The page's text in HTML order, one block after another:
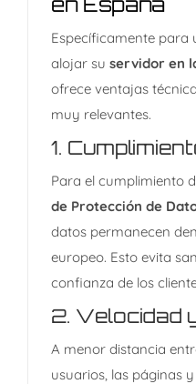
Específicamente para
alojar su servidor en
ofrece ventajas
muy relevantes.
1.
Para el cumplimiento
de Protección de
datos permanecen
europeo. Esto evita
confianza de los
2. Velocidad
A menor distancia
usuarios, las páginas